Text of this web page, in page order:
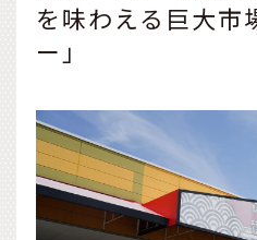
を味わえる巨大市
ー」